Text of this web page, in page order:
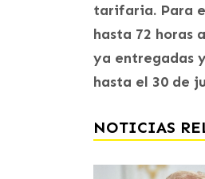
tarifaria. Para
hasta 72 horas
ya entregadas
hasta el 30 de
NOTICIAS